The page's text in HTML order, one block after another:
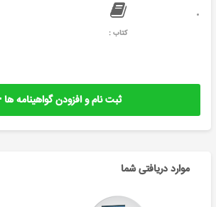
کتاب :
ثبت نام و افزودن گواهینامه ها
موارد دریافتی شما